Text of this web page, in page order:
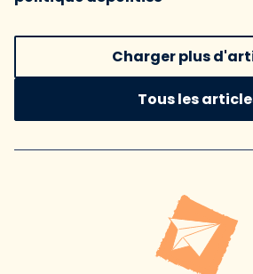
Charger plus
Tous les